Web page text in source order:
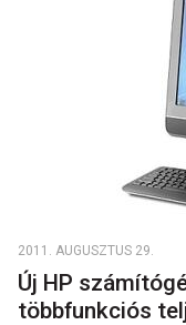
2011. AUGUSZTUS 29.
Új HP
többfunkciós